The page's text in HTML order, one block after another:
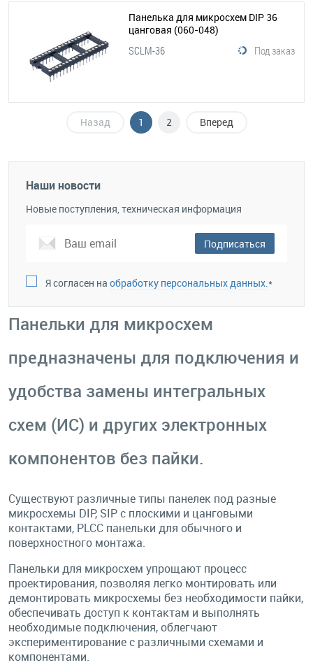
Панелька для микросхем DIP 36
цанговая (060-048)
Под заказ
SCLM-36
Назад 1 2 Вперед
Наши новости
Новые поступления, техническая информация
Подписаться
Я согласен на обработку персональных данных. *
Панельки для микросхем
предназначены для подключения и
удобства замены интегральных
схем (ИС) и других электронных
компонентов без пайки.
Существуют различные типы панелек под разные
микросхемы DIP, SIP с плоскими и цанговыми
контактами, PLCC панельки для обычного и
поверхностного монтажа.
Панельки для микросхем упрощают процесс
проектирования, позволяя легко монтировать или
демонтировать микросхемы без необходимости пайки,
обеспечивать доступ к контактам и выполнять
необходимые подключения, облегчают
экспериментирование с различными схемами и
компонентами.